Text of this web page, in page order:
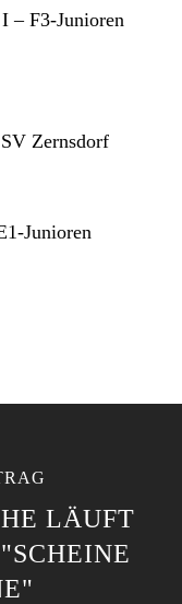
– F3-Junioren
Zernsdorf
Junioren
LÄUFT